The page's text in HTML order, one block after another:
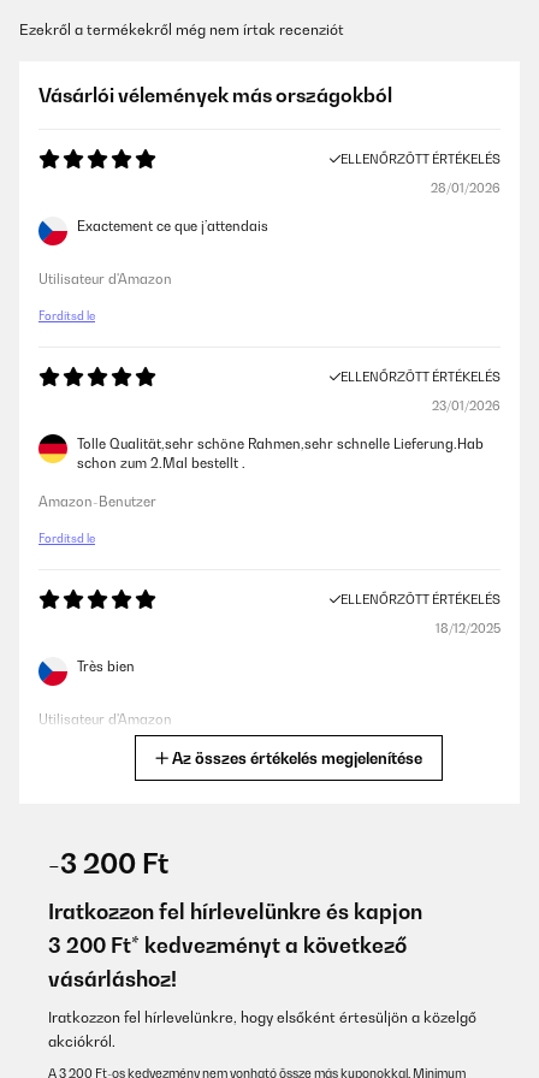
Ezekről a termékekről még nem írtak recenziót
Vásárlói vélemények más országokból
ELLENŐRZÖTT ÉRTÉKELÉS
28/01/2026
Exactement ce que j’attendais
Utilisateur d'Amazon
Fordítsd le
ELLENŐRZÖTT ÉRTÉKELÉS
23/01/2026
Tolle Qualität,sehr schöne Rahmen,sehr schnelle Lieferung.Hab
schon zum 2.Mal bestellt .
Amazon-Benutzer
Fordítsd le
ELLENŐRZÖTT ÉRTÉKELÉS
18/12/2025
Très bien
Utilisateur d'Amazon
Utilisateur d'Amazon
Fordítsd le
Az összes értékelés megjelenítése
-3 200 Ft
Iratkozzon fel hírlevelünkre és kapjon
3 200 Ft* kedvezményt a következő
vásárláshoz!
Iratkozzon fel hírlevelünkre, hogy elsőként értesüljön a közelgő
akciókról.
A 3 200 Ft-os kedvezmény nem vonható össze más kuponokkal. Minimum